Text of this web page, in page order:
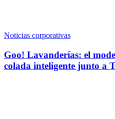
Noticias corporativas
Goo! Lavanderías: el
colada inteligente junto a